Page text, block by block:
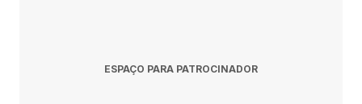
ESPAÇO PARA PATROCINADOR